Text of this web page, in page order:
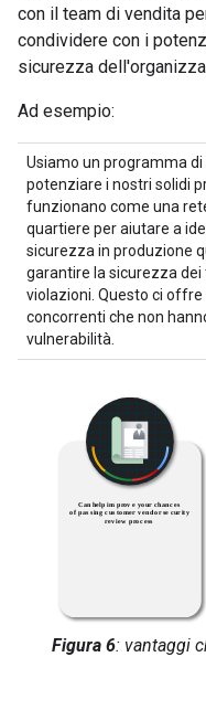
con il team di vendita
condividere con i
sicurezza
Ad esempio:
Usiamo un programma
potenziare i nostri solidi
funzionano come una
quartiere per aiutare a
sicurezza in produzione
garantire la sicurezza
violazioni. Questo ci
concorrenti che non
vulnerabilità.
Figura 6: vantaggi